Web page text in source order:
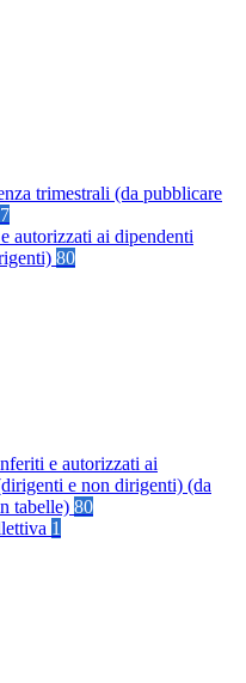
trimestrali (da pubblicare
autorizzati ai dipendenti
80
e autorizzati ai
e non dirigenti) (da
tabelle) 80
1